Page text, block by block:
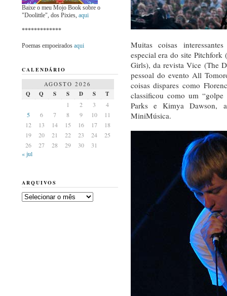
Muitas coisas
especial era do site
Girls), da revista Vice (The
pessoal do evento All
coisas dispares como
classificou como um
Parks e Kimya Dawson,
MiniMúsica.
Baixe o meu Mojo Book sobre o
"Doolittle", dos Pixies, aqui
*************
Poemas empoeirados aqui
CALENDÁRIO
AGOSTO 2026
Q Q S S D S
T
1
2 3
4
5
6 7 8 9 10
11
12
13 14 15 16 17
18
19
20 21 22 23 24
25
26
27 28 29 30
31
« jul
ARQUIVOS
Arquivos